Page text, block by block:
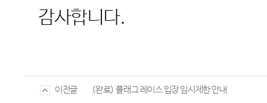
감사합니다.
이전글 (완료) 플래그 레이스 입장 임시제한 안내